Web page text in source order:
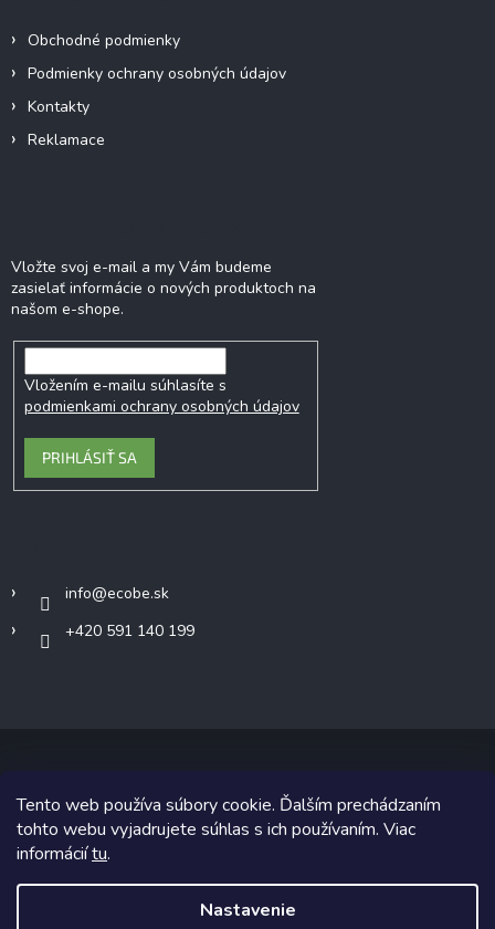
Tento web používa súbory cookie. Ďalším prechádzaním
tohto webu vyjadrujete súhlas s ich používaním. Viac
informáciítu.
Nastavenie
Obchodné podmienky
Podmienky ochrany osobných údajov
Kontakty
Reklamace
Vložte svoj e-mail a my Vám budeme
zasielať informácie o nových produktoch na
našom e-shope.
Vložením e-mailu súhlasíte s
podmienkami ochrany osobných údajov
PRIHLÁSIŤ SA
info@ecobe.sk
+420 591 140 199
Copyright 2026Ecobe.sk. Všetky práva vyhradené.
Grafický návrh vytvoril a na Shoptet implementoval
Shoptetak.cz.